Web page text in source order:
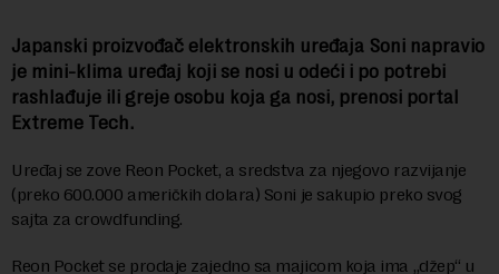
Japanski proizvođač elektronskih uređaja Soni napravio
je mini-klima uređaj koji se nosi u odeći i po potrebi
rashlađuje ili greje osobu koja ga nosi, prenosi portal
Extreme Tech.
Uređaj se zove Reon Pocket, a sredstva za njegovo razvijanje
(preko 600.000 američkih dolara) Soni je sakupio preko svog
sajta za crowdfunding.
Reon Pocket se prodaje zajedno sa majicom koja ima „džep“ u